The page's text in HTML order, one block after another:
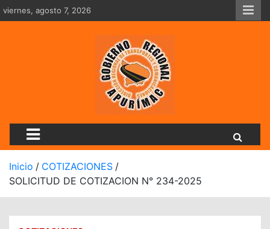
Saltar
al
viernes, agosto 7, 2026
Dirección Regional De
Inicio
COTIZACIONES
SOLICITUD DE COTIZACION N° 234-2025